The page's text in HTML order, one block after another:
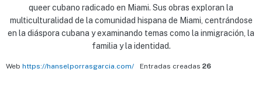
queer cubano radicado en Miami. Sus obras exploran la
multiculturalidad de la comunidad hispana de Miami, centrándose
en la diáspora cubana y examinando temas como la inmigración, la
familia y la identidad.
Web https://hanselporrasgarcia.com/ Entradas creadas 26